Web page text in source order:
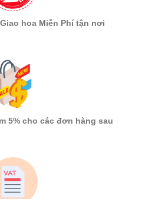
hoa Miễn Phí tận nơi
5% cho các đơn hàng sau